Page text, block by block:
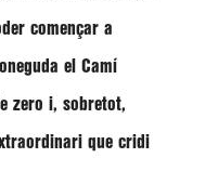
començar a
el Camí
zero i, sobretot,
que cridi